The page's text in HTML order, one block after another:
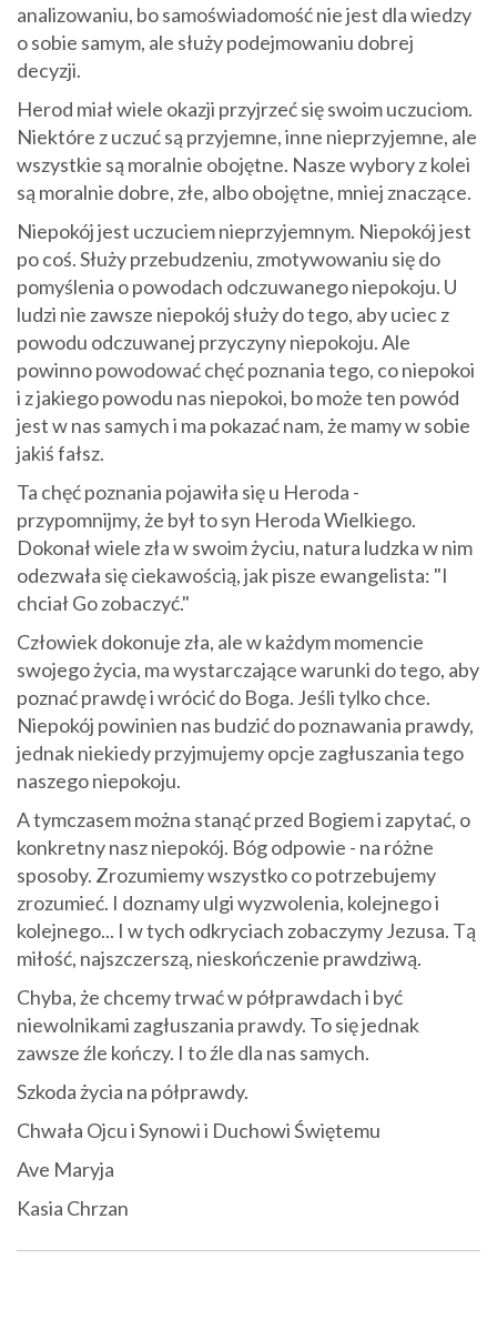
analizowaniu, bo samoświadomość nie jest dla wiedzy
o sobie samym, ale służy podejmowaniu dobrej
decyzji.
Herod miał wiele okazji przyjrzeć się swoim uczuciom.
Niektóre z uczuć są przyjemne, inne nieprzyjemne, ale
wszystkie są moralnie obojętne. Nasze wybory z kolei
są moralnie dobre, złe, albo obojętne, mniej znaczące.
Niepokój jest uczuciem nieprzyjemnym. Niepokój jest
po coś. Służy przebudzeniu, zmotywowaniu się do
pomyślenia o powodach odczuwanego niepokoju. U
ludzi nie zawsze niepokój służy do tego, aby uciec z
powodu odczuwanej przyczyny niepokoju. Ale
powinno powodować chęć poznania tego, co niepokoi
i z jakiego powodu nas niepokoi, bo może ten powód
jest w nas samych i ma pokazać nam, że mamy w sobie
jakiś fałsz.
Ta chęć poznania pojawiła się u Heroda -
przypomnijmy, że był to syn Heroda Wielkiego.
Dokonał wiele zła w swoim życiu, natura ludzka w nim
odezwała się ciekawością, jak pisze ewangelista: "I
chciał Go zobaczyć."
Człowiek dokonuje zła, ale w każdym momencie
swojego życia, ma wystarczające warunki do tego, aby
poznać prawdę i wrócić do Boga. Jeśli tylko chce.
Niepokój powinien nas budzić do poznawania prawdy,
jednak niekiedy przyjmujemy opcje zagłuszania tego
naszego niepokoju.
A tymczasem można stanąć przed Bogiem i zapytać, o
konkretny nasz niepokój. Bóg odpowie - na różne
sposoby. Zrozumiemy wszystko co potrzebujemy
zrozumieć. I doznamy ulgi wyzwolenia, kolejnego i
kolejnego... I w tych odkryciach zobaczymy Jezusa. Tą
miłość, najszczerszą, nieskończenie prawdziwą.
Chyba, że chcemy trwać w półprawdach i być
niewolnikami zagłuszania prawdy. To się jednak
zawsze źle kończy. I to źle dla nas samych.
Szkoda życia na półprawdy.
Chwała Ojcu i Synowi i Duchowi Świętemu
Ave Maryja
Kasia Chrzan